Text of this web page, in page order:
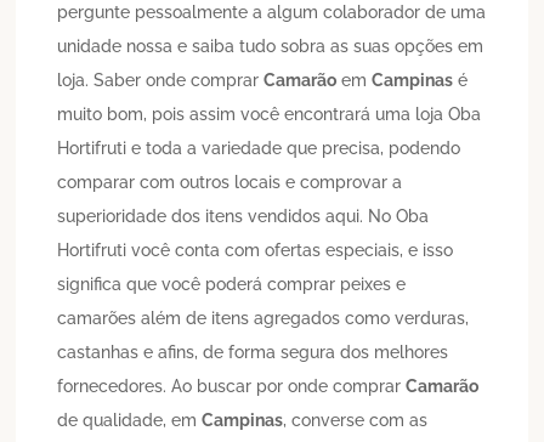
pergunte pessoalmente a algum colaborador de uma
unidade nossa e saiba tudo sobra as suas opções em
loja. Saber onde comprarCamarão emCampinas é
muito bom, pois assim você encontrará uma loja Oba
Hortifruti e toda a variedade que precisa, podendo
comparar com outros locais e comprovar a
superioridade dos itens vendidos aqui. No Oba
Hortifruti você conta com ofertas especiais, e isso
significa que você poderá comprar peixes e
camarões além de itens agregados como verduras,
castanhas e afins, de forma segura dos melhores
fornecedores. Ao buscar por onde comprarCamarão
de qualidade, emCampinas, converse com as